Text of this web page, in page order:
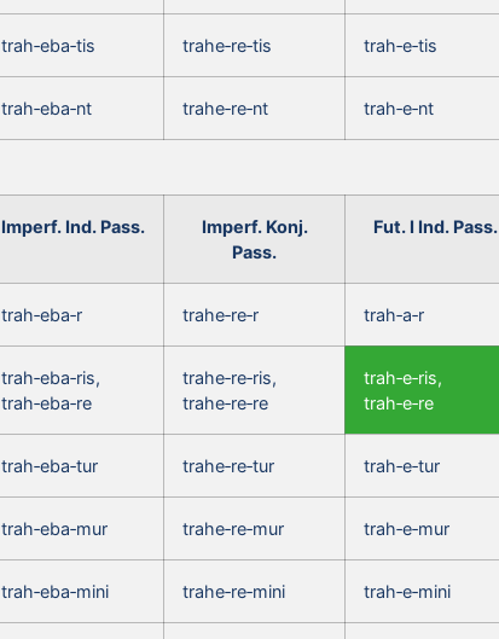
trah‑eba‑tis trahe‑re‑tis trah‑e‑tis
trah‑eba‑nt trahe‑re‑nt trah‑e‑nt
Imperf. Ind. Pass.
Imperf. Konj.
Pass.
Fut. I Ind. Pass.
trah‑eba‑r trahe‑re‑r trah‑a‑r
trah‑eba‑ris,
trah‑eba‑re
trahe‑re‑ris,
trahe‑re‑re
trah‑e‑ris,
trah‑e‑re
trah‑eba‑tur trahe‑re‑tur trah‑e‑tur
trah‑eba‑mur trahe‑re‑mur trah‑e‑mur
trah‑eba‑mini trahe‑re‑mini trah‑e‑mini